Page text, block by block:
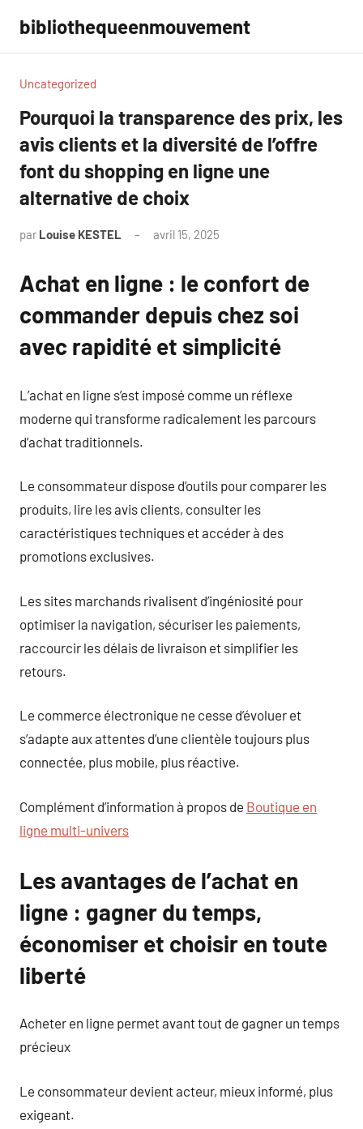
contenu
bibliothequeenmouvement
Uncategorized
Pourquoi la transparence des prix, les
avis clients et la diversité de l’offre
font du shopping en ligne une
alternative de choix
par Louise KESTEL avril 15, 2025
Achat en ligne : le confort de
commander depuis chez soi
avec rapidité et simplicité
L’achat en ligne s’est imposé comme un réflexe
moderne qui transforme radicalement les parcours
d’achat traditionnels.
Le consommateur dispose d’outils pour comparer les
produits, lire les avis clients, consulter les
caractéristiques techniques et accéder à des
promotions exclusives.
Les sites marchands rivalisent d’ingéniosité pour
optimiser la navigation, sécuriser les paiements,
raccourcir les délais de livraison et simplifier les
retours.
Le commerce électronique ne cesse d’évoluer et
s’adapte aux attentes d’une clientèle toujours plus
connectée, plus mobile, plus réactive.
Complément d’information à propos de Boutique en
ligne multi-univers
Les avantages de l’achat en
ligne : gagner du temps,
économiser et choisir en toute
liberté
Acheter en ligne permet avant tout de gagner un temps
précieux
Le consommateur devient acteur, mieux informé, plus
exigeant.